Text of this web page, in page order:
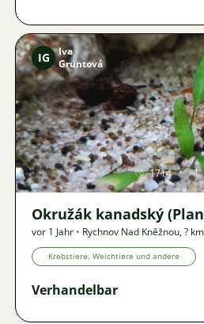
Bild
IG
Iva
Gruntová
1714 1
Okružák kanadský
vor 1 Jahr • Rychnov Nad Kněžnou,? km
Krebstiere, Weichtiere und andere
Verhandelbar